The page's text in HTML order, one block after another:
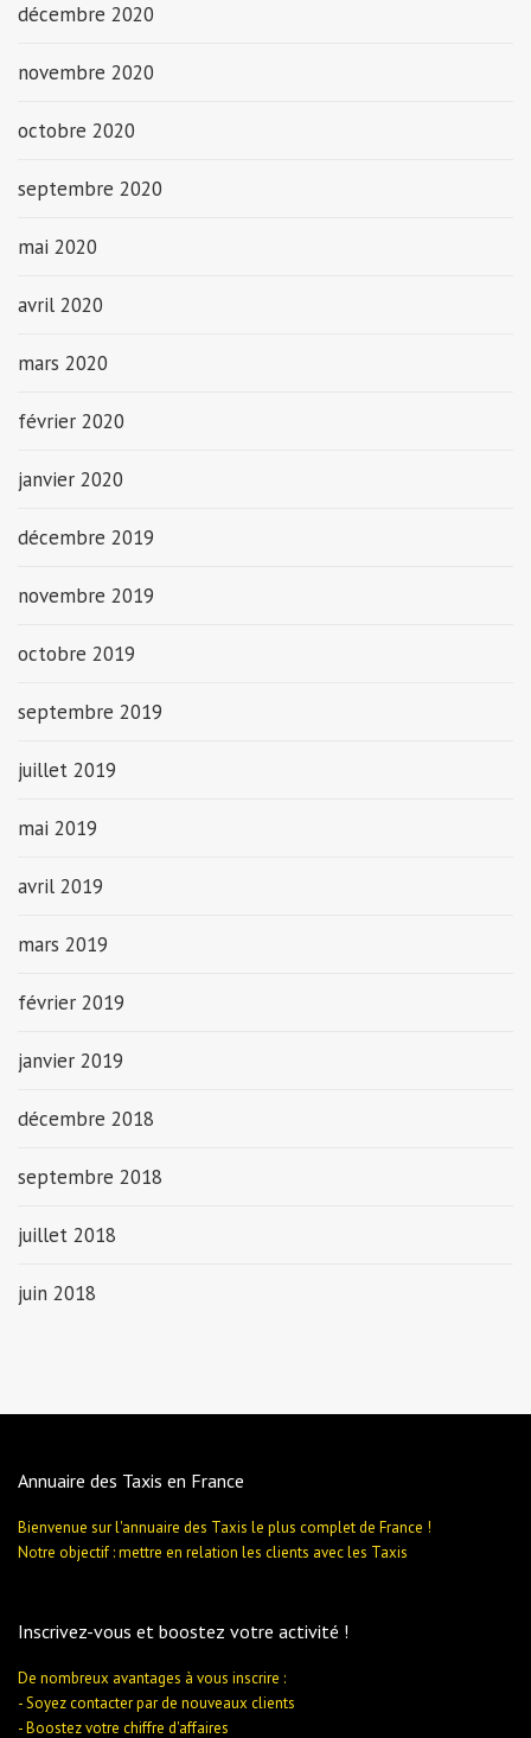
décembre 2020
novembre 2020
octobre 2020
septembre 2020
mai 2020
avril 2020
mars 2020
février 2020
janvier 2020
décembre 2019
novembre 2019
octobre 2019
septembre 2019
juillet 2019
mai 2019
avril 2019
mars 2019
février 2019
janvier 2019
décembre 2018
septembre 2018
juillet 2018
juin 2018
Annuaire des Taxis en France
Bienvenue sur l'annuaire des Taxis le plus complet de France !
Notre objectif : mettre en relation les clients avec les Taxis
Inscrivez-vous et boostez votre activité !
De nombreux avantages à vous inscrire :
- Soyez contacter par de nouveaux clients
- Boostez votre chiffre d'affaires